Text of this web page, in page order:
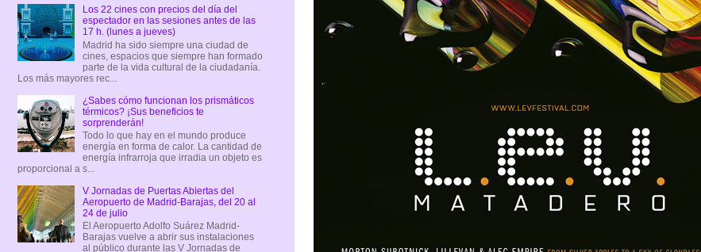
Los 22 cines con precios del día del
espectador en las sesiones antes de las
17 h. (lunes a jueves)
Madrid ha sido siempre una ciudad de
cines, espacios que siempre han formado
parte de la vida cultural de la ciudadanía.
Los más mayores rec...
¿Sabes cómo funcionan los prismáticos
térmicos? ¡Sus beneficios te
sorprenderán!
Todo lo que hay en el mundo produce
energía en forma de calor. La cantidad de
energía infrarroja que irradia un objeto es
proporcional a s...
V Jornadas de Puertas Abiertas del
Aeropuerto de Madrid-Barajas, del 20 al
24 de julio
El Aeropuerto Adolfo Suárez Madrid-
Barajas vuelve a abrir sus instalaciones
al público durante las V Jornadas de